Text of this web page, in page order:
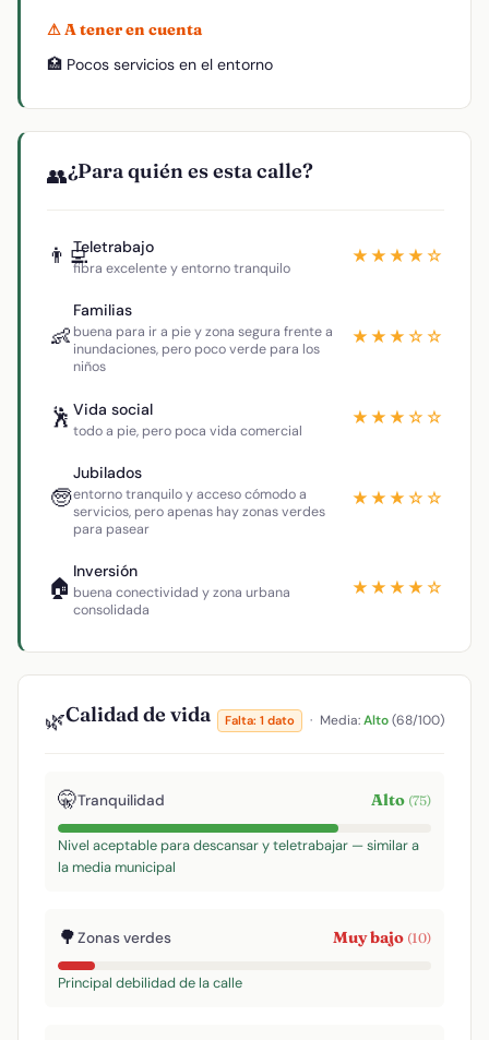
⚠ A tener en cuenta
🏥 Pocos servicios en el entorno
👥¿Para quién es esta calle?
👨‍💻Teletrabajo
fibra excelente y entorno tranquilo
★★★★☆
👶
Familias
buena para ir a pie y zona segura frente a
inundaciones, pero poco verde para los
niños
★★★☆☆
🕺 Vida social
todo a pie, pero poca vida comercial
★★★☆☆
🧓
Jubilados
entorno tranquilo y acceso cómodo a
servicios, pero apenas hay zonas verdes
para pasear
★★★☆☆
🏠
Inversión
buena conectividad y zona urbana
consolidada
★★★★☆
🌿Calidad de vida Falta: 1 dato · Media:Alto(68/100)
🤫Tranquilidad Alto (75)
Nivel aceptable para descansar y teletrabajar — similar a
la media municipal
🌳Zonas verdes Muy bajo (10)
Principal debilidad de la calle